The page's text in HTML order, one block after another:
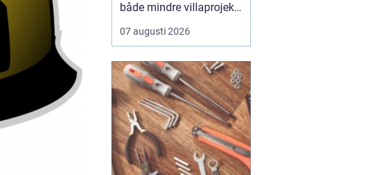
både mindre villaprojekt
och större
byggsatsningar, och rätt
en stabil grund för allt
som ska byggas
ovanpå. När marken
förbere...
07 augusti 2026